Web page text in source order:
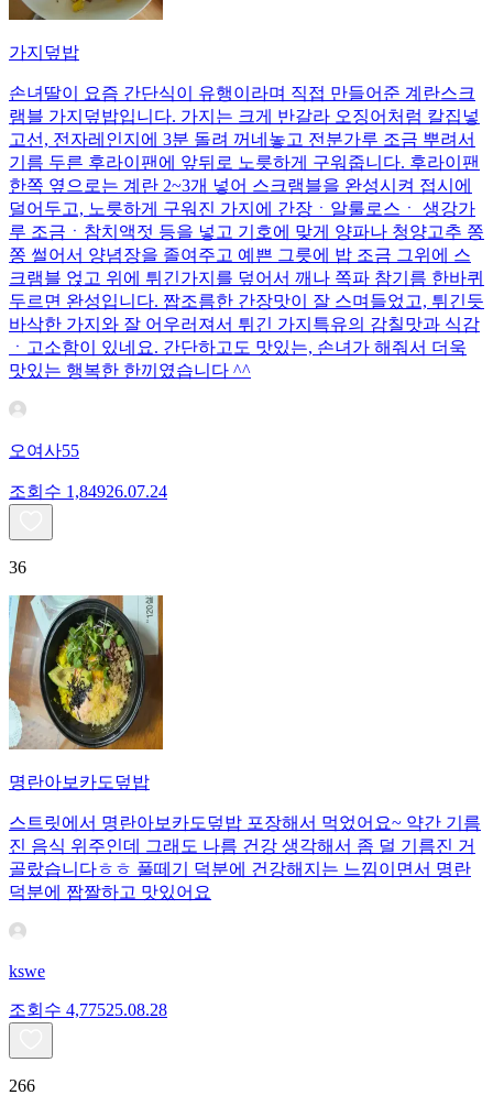
가지덮밥
손녀딸이 요즘 간단식이 유행이라며 직접 만들어준 계란스크
램블 가지덮밥입니다. 가지는 크게 반갈라 오징어처럼 칼집넣
고선, 전자레인지에 3분 돌려 꺼네놓고 전분가루 조금 뿌려서
기름 두른 후라이팬에 앞뒤로 노릇하게 구워줍니다. 후라이팬
한쪽 옆으로는 계란 2~3개 넣어 스크램블을 완성시켜 접시에
덜어두고, 노릇하게 구워진 가지에 간장ㆍ알룰로스ㆍ 생강가
루 조금ㆍ참치액젓 등을 넣고 기호에 맞게 양파나 청양고추 쫑
쫑 썰어서 양념장을 졸여주고 예쁜 그릇에 밥 조금 그위에 스
크램블 얹고 위에 튀긴가지를 덮어서 깨나 쪽파 참기름 한바퀴
두르면 완성입니다. 짭조름한 간장맛이 잘 스며들었고, 튀긴듯
바삭한 가지와 잘 어우러져서 튀긴 가지특유의 감칠맛과 식감
ㆍ고소함이 있네요. 간단하고도 맛있는, 손녀가 해줘서 더욱
맛있는 행복한 한끼였습니다 ^^
오여사55
조회수 1,84926.07.24
36
명란아보카도덮밥
스트릿에서 명란아보카도덮밥 포장해서 먹었어요~ 약간 기름
진 음식 위주인데 그래도 나름 건강 생각해서 좀 덜 기름진 거
골랐습니다ㅎㅎ 풀떼기 덕분에 건강해지는 느낌이면서 명란
덕분에 짭짤하고 맛있어요
kswe
조회수 4,77525.08.28
266